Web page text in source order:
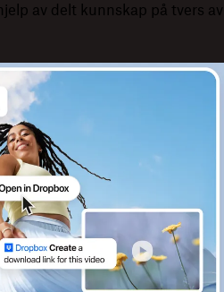
av delt kunnskap på tvers av